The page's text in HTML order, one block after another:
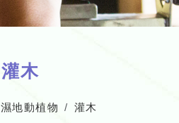
灌木
濕地動植物
灌木